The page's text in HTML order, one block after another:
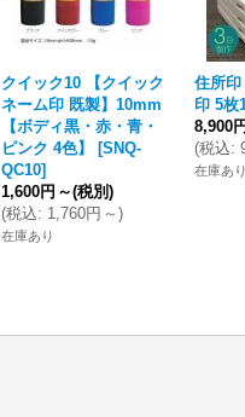
クイック10 【クイック
ネーム印 既製】10mm
【ボディ黒・赤・青・
ピンク 4色】
[SNQ-
QC10]
1,600円 ～(税別)
(税込: 1,760円 ～ )
在庫あり
住所印
印 5枚
8,900円
(税込:
在庫あり